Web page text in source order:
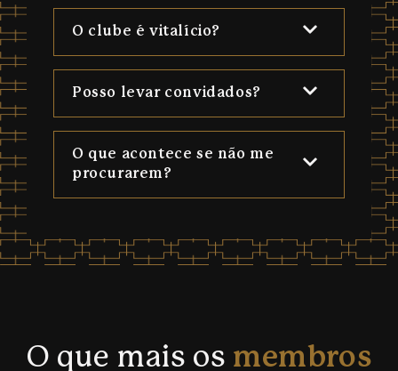
O clube é vitalício?
Posso levar convidados?
O que acontece se não me
procurarem?
O que mais os membros